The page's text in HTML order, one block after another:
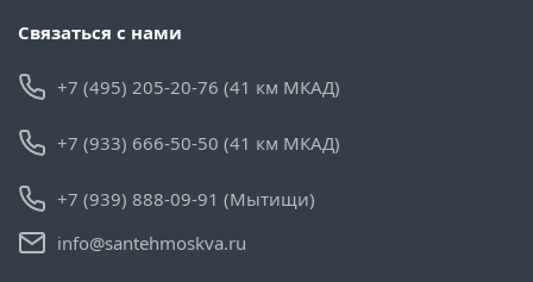
Связаться с нами
+7 (495) 205-20-76 (41 км МКАД)
+7 (933) 666-50-50 (41 км МКАД)
+7 (939) 888-09-91 (Мытищи)
info@santehmoskva.ru